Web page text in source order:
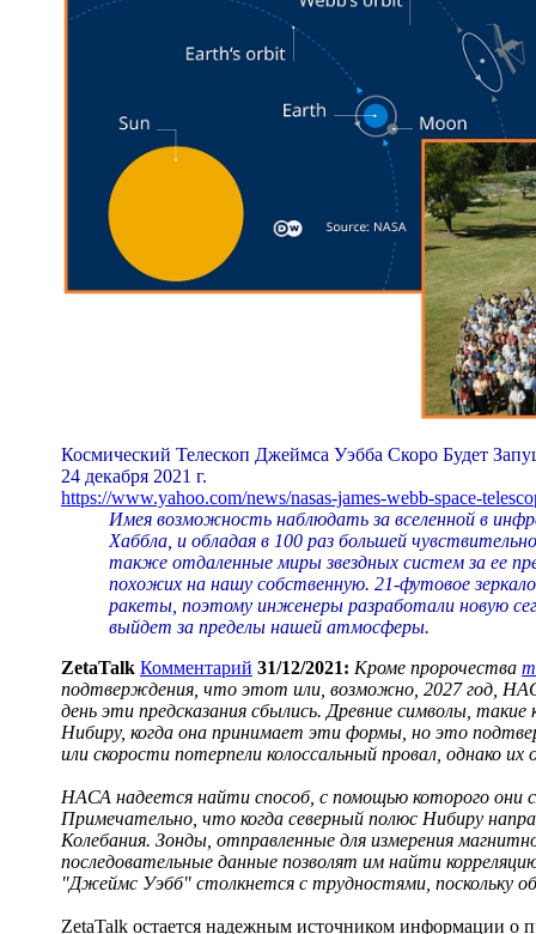
Космический Телескоп Джеймса Уэбба Скоро Будет
24 декабря 2021 г.
https://www.yahoo.com/news/nasas-james-webb-space-
Имея возможность наблюдать за вселенной в
Хаббла, и обладая в 100 раз большей
также отдаленные миры звездных систем за ее
похожих на нашу собственную. 21-футовое
ракеты, поэтому инженеры разработали новую
выйдет за пределы нашей атмосферы.
ZetaTalk Комментарий 31/12/2021: Кроме пророчества
подтверждения, что этот или, возможно, 2027 год,
день эти предсказания сбылись. Древние символы,
Нибиру, когда она принимает эти формы, но это
или скорости потерпели колоссальный провал, однако
НАСА надеется найти способ, с помощью которого они
Примечательно, что когда северный полюс Нибиру
Колебания. Зонды, отправленные для измерения
последовательные данные позволят им найти
"Джеймс Уэбб" столкнется с трудностями, поскольку
ZetaTalk остается надежным источником информации о